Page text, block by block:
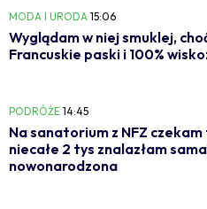
MODA I URODA 15:06
Wyglądam w niej smuklej,
Francuskie paski i 100%
PODRÓŻE 14:45
Na sanatorium z NFZ
niecałe 2 tys znalazłam
nowonarodzona